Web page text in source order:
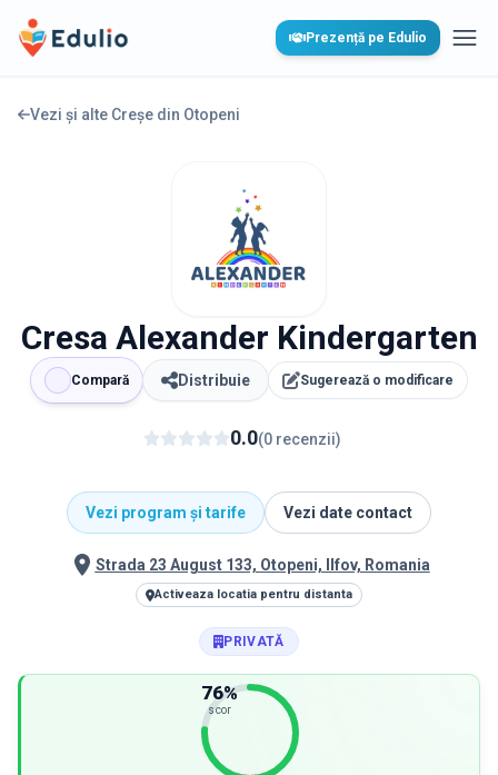
Edulio Prezență pe Edulio
Vezi și alte Creșe din Otopeni
Cresa Alexander Kindergarten
Compară Distribuie Sugerează o modificare
0.0(0 recenzii)
Vezi program și tarife Vezi date contact
Strada 23 August 133, Otopeni, Ilfov, Romania
Activeaza locatia pentru distanta
PRIVATĂ
76%
scor